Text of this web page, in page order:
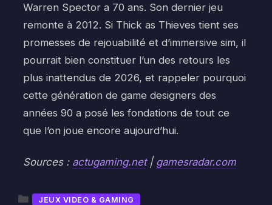
Warren Spector a 70 ans. Son dernier jeu
remonte à 2012. Si Thick as Thieves tient ses
promesses de rejouabilité et d’immersive sim, il
pourrait bien constituer l’un des retours les
plus inattendus de 2026, et rappeler pourquoi
cette génération de game designers des
années 90 a posé les fondations de tout ce
que l’on joue encore aujourd’hui.
Sources : actugaming.net| gamesradar.com
Catégories
JEUX VIDEO & GAMING